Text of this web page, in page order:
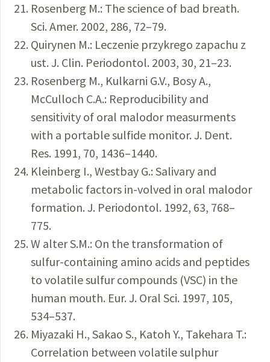
Rosenberg M.: The science of bad breath.
Sci. Amer. 2002, 286, 72–79.
Quirynen M.: Leczenie przykrego zapachu z
ust. J. Clin. Periodontol. 2003, 30, 21–23.
Rosenberg M., Kulkarni G.V., Bosy A.,
McCulloch C.A.: Reproducibility and
sensitivity of oral malodor measurments
with a portable sulfide monitor. J. Dent.
Res. 1991, 70, 1436–1440.
Kleinberg I., Westbay G.: Salivary and
metabolic factors in-volved in oral malodor
formation. J. Periodontol. 1992, 63, 768–
775.
W alter S.M.: On the transformation of
sulfur-containing amino acids and peptides
to volatile sulfur compounds (VSC) in the
human mouth. Eur. J. Oral Sci. 1997, 105,
534–537.
Miyazaki H., Sakao S., Katoh Y., Takehara T.:
Correlation between volatile sulphur